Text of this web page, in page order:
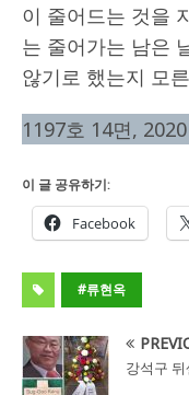
이 줄어드는 것을
는 줄어가는 남은
않기로 했는지 모
1197호 14면,
이 글 공유하기:
Facebook
#류현옥
강석구